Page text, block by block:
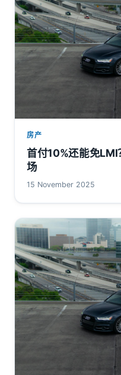
房产
首付10%还能免
场
15 November 2025